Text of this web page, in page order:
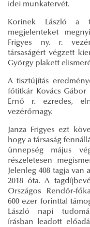
idei munkatervét.
Korinek László a
megjelenteket
Frigyes ny. r.
társaságért végzett
György plakett
A tisztújítás
főtitkár Kovács
Ernő r. ezredes,
vezérőrnagy.
Janza Frigyes ezt
hogy a társaság
ünnepség május
részeletesen
Jelenleg 408 tagja van
2018 óta. A
Országos Rendőr-
600 ezer forinttal
László napi
írásban leadott